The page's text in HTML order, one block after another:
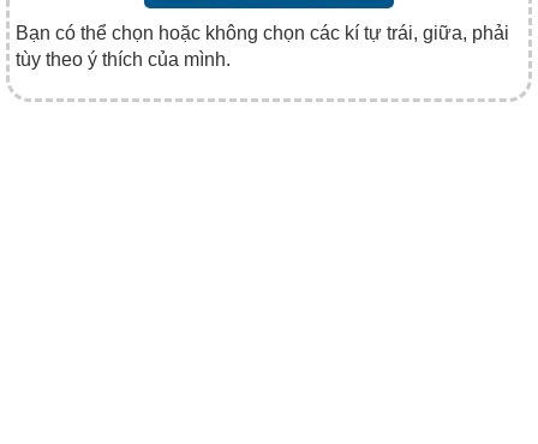
Bạn có thể chọn hoặc không chọn các kí tự trái, giữa, phải
tùy theo ý thích của mình.